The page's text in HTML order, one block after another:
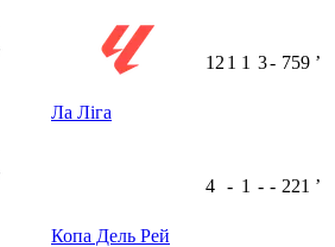
Ла Ліга
12 1 1 3- 759 ʼ
Копа Дель Рей
4 - 1 - - 221 ʼ